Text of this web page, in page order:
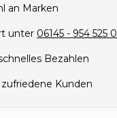
an Marken
unter 06145 - 954 525 0
Bezahlen
Kunden